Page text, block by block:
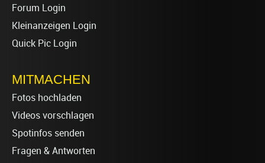
Forum Login
Kleinanzeigen Login
Quick Pic Login
MITMACHEN
Fotos hochladen
Videos vorschlagen
Spotinfos senden
Fragen & Antworten